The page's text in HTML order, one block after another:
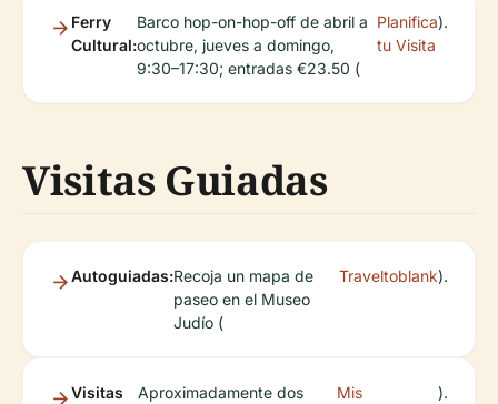
Ferry
Cultural:
Barco hop-on-hop-off de abril a
octubre, jueves a domingo,
9:30–17:30; entradas €23.50 (
Planifica
tu Visita
).
Visitas Guiadas
Autoguiadas:Recoja un mapa de
paseo en el Museo
Judío (
Traveltoblank).
Visitas
Aproximadamente dos
Mis
).